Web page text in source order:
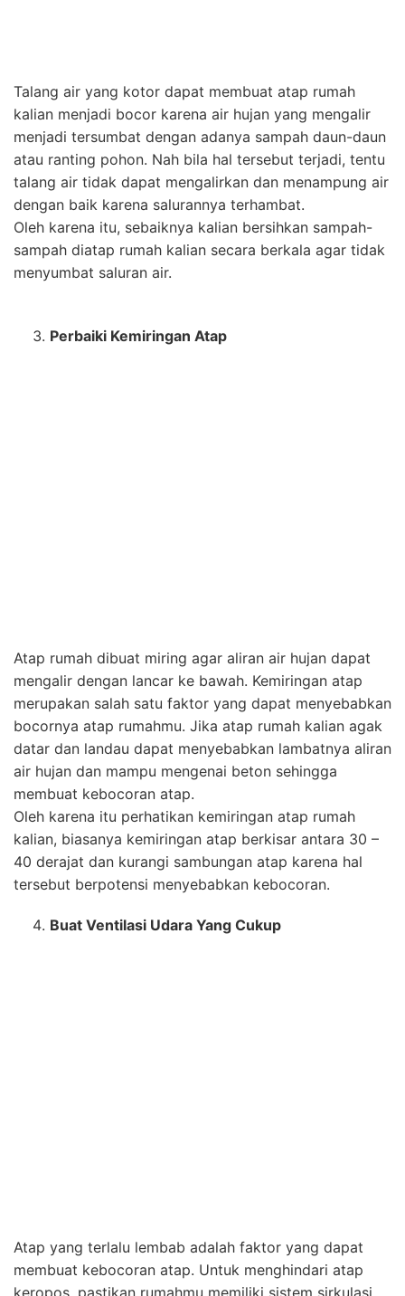
Atap rumah dibuat miring agar aliran air hujan dapat
mengalir dengan lancar ke bawah. Kemiringan atap
merupakan salah satu faktor yang dapat menyebabkan
bocornya atap rumahmu. Jika atap rumah kalian agak
datar dan landau dapat menyebabkan lambatnya aliran
air hujan dan mampu mengenai beton sehingga
membuat kebocoran atap.
kalian, biasanya kemiringan atap berkisar antara 30 –
Atap yang terlalu lembab adalah faktor yang dapat
membuat kebocoran atap. Untuk menghindari atap
keropos, pastikan rumahmu memiliki sistem sirkulasi
udara yang baik. Buatlah sebuah ventilasi atau jendela
pada sisi atap atau bawah genteng sehingga ruangan
dalam kerangka atap tetap kering dan tidak lembab.
Kalian tidak perlu membuat ventilasi yang telalu besar,
cukup dengan ukuran yang sedang dengan begitu
sirkulasi udara tetap lancar dan air hujan pun tidak